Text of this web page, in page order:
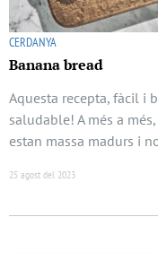
CERDANYA
Banana bread
Aquesta recepta, fàcil i
saludable! A més a
estan massa madurs i
25 agost del 2023